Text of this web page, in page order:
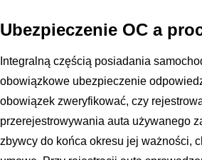
Ubezpieczenie OC a
Integralną częścią posiadania
obowiązkowe ubezpieczenie
obowiązek zweryfikować, czy
przerejestrowywania auta używanego
zbywcy do końca okresu jej ważności,